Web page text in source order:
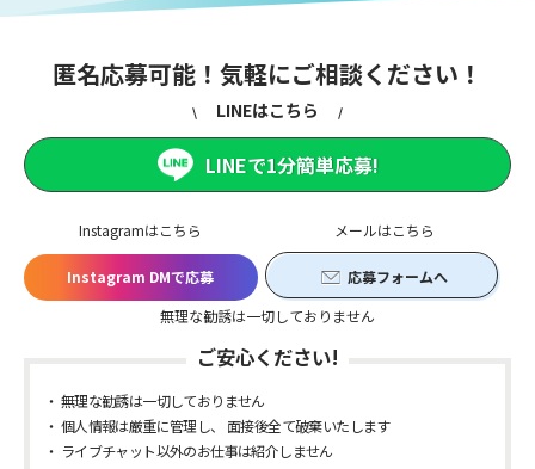
匿名応募可能！気軽にご相談ください！
Instagramはこちら
Instagram DMで応募
メールはこちら
応募フォームへ
無理な勧誘は一切しておりません
LINEはこちら
LINEで1分簡単応募!
ご安心ください!
無理な勧誘は一切しておりません
個人情報は厳重に管理し、 面接後全て破棄いたします
ライブチャット以外のお仕事は紹介しません